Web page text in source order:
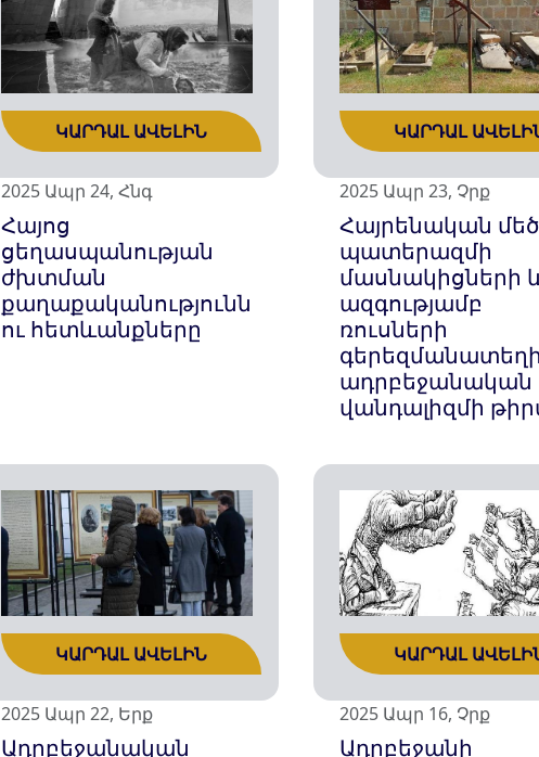
ԿԱՐԴԱԼ ԱՎԵԼԻՆ
2025 Ապր 24, Հնգ
Հայոց
ցեղասպանության
ժխտման
քաղաքականությունն
ու հետևանքները
ԿԱՐԴԱԼ
2025 Ապր 23, Չրք
Հայրենական մեծ
պատերազմի
մասնակիցների
ազգությամբ
ռուսների
ադրբեջանական
վանդալիզմի
ԿԱՐԴԱԼ ԱՎԵԼԻՆ
2025 Ապր 22, Երք
Ադրբեջանական
ԿԱՐԴԱԼ
2025 Ապր 16, Չրք
Ադրբեջանի